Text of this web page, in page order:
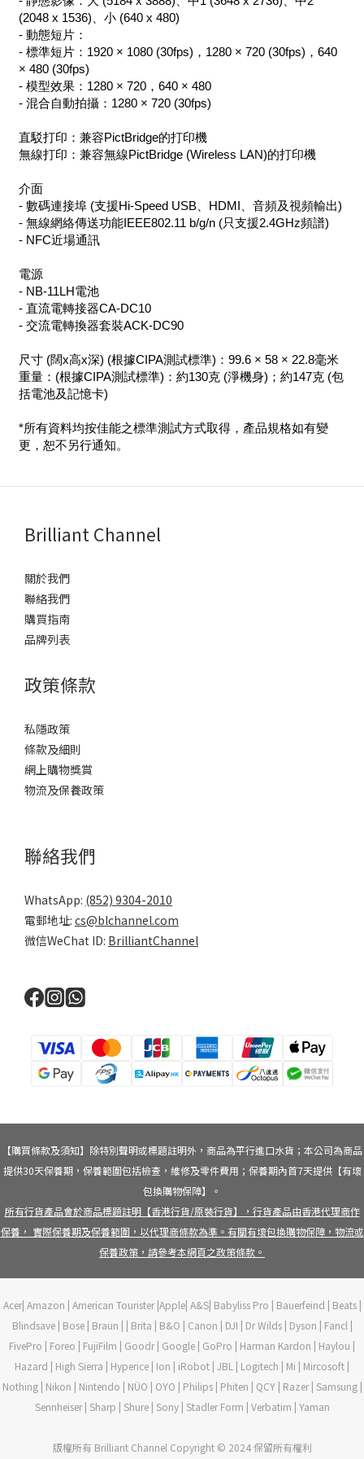
(2048 x 1536)、小 (640 x 480)
- 動態短片：
- 標準短片：1920 × 1080 (30fps)，1280 × 720 (30fps)，640
× 480 (30fps)
- 模型效果：1280 × 720，640 × 480
- 混合自動拍攝：1280 × 720 (30fps)
直駁打印：兼容PictBridge的打印機
無線打印：兼容無線PictBridge (Wireless LAN)的打印機
介面
- 數碼連接埠 (支援Hi-Speed USB、HDMI、音頻及視頻輸出)
- 無線網絡傳送功能IEEE802.11 b/g/n (只支援2.4GHz頻譜)
- NFC近場通訊
電源
- NB-11LH電池
- 直流電轉接器CA-DC10
- 交流電轉換器套裝ACK-DC90
尺寸 (闊x高x深) (根據CIPA測試標準)：99.6 × 58 × 22.8毫米
重量：(根據CIPA測試標準)：約130克 (淨機身)；約147克 (包
括電池及記憶卡)
*所有資料均按佳能之標準測試方式取得，產品規格如有變
更，恕不另行通知。
Brilliant Channel
關於我們
聯絡我們
購買指南
品牌列表
政策條款
私隱政策
條款及細則
網上購物獎賞
物流及保養政策
聯絡我們
WhatsApp: (852) 9304-2010
電郵地址: cs@blchannel.com
微信WeChat ID: BrilliantChannel
【購買條款及須知】除特別聲明或標題註明外，商品為平行進口水貨；本公司為商品
提供30天保養期，保養範圍包括檢查，維修及零件費用；保養期內首7天提供【有壞
包換購物保障】。
所有行貨產品會於商品標題註明【香港行貨/原裝行貨】，行貨產品由香港代理商作
保養， 實際保養期及保養範圍，以代理商條款為準。有關有壞包換購物保障，物流或
保養政策，請參考本網頁之政策條款。
Acer| Amazon | American Tourister |Apple| A&S| Babyliss Pro | Bauerfeind | Beats |
Blindsave | Bose | Braun | | Brita | B&O | Canon | DJI | Dr Wilds | Dyson | Fancl |
FivePro | Foreo | FujiFilm | Goodr | Google | GoPro | Harman Kardon | Haylou |
Hazard | High Sierra | Hyperice | Ion | iRobot | JBL | Logitech | Mi | Mircosoft |
Nothing | Nikon | Nintendo | NÜO | OYO | Philips | Phiten | QCY | Razer | Samsung |
Sennheiser | Sharp | Shure | Sony | Stadler Form | Verbatim | Yaman
版權所有 Brilliant Channel Copyright © 2024 保留所有權利